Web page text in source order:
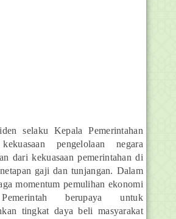
selaku Kepala Pemerintahan
pengelolaan negara
dari kekuasaan pemerintahan di
gaji dan tunjangan. Dalam
momentum pemulihan ekonomi
berupaya untuk
tingkat daya beli masyarakat